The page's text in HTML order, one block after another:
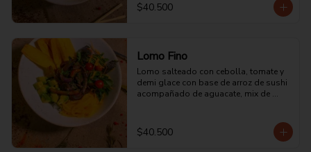
$40.500
Lomo Fino
Lomo salteado con cebolla, tomate y
demi glace con base de arroz de sushi
acompañado de aguacate, mix de
$40.500